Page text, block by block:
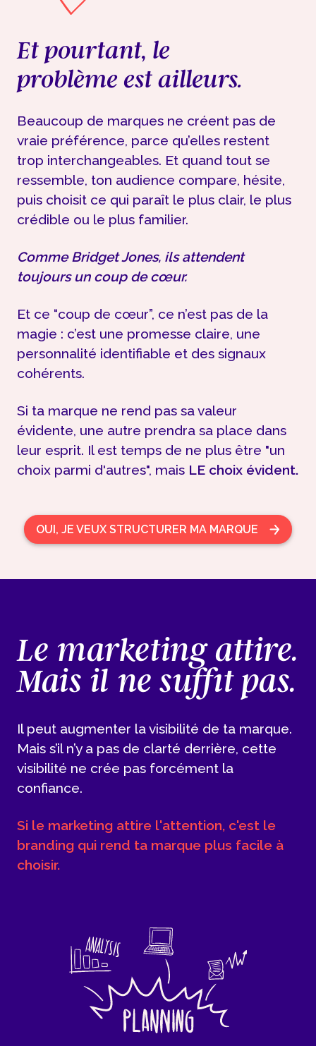
Et pourtant, le
problème est ailleurs.
Beaucoup de marques ne créent pas de
vraie préférence, parce qu’elles restent
trop interchangeables. Et quand tout se
ressemble, ton audience compare, hésite,
puis choisit ce qui paraît le plus clair, le plus
crédible ou le plus familier.
Comme Bridget Jones, ils attendent
toujours un coup de cœur.
Et ce “coup de cœur”, ce n’est pas de la
magie : c’est une promesse claire, une
personnalité identifiable et des signaux
cohérents.
Si ta marque ne rend pas sa valeur
évidente, une autre prendra sa place dans
leur esprit. Il est temps de ne plus être "un
choix parmi d'autres", mais LE choix évident.
OUI, JE VEUX STRUCTURER MA MARQUE
Le marketing attire.
Mais il ne suffit pas.
Il peut augmenter la visibilité de ta marque.
Mais s’il n’y a pas de clarté derrière, cette
visibilité ne crée pas forcément la
confiance.
Si le marketing attire l'attention, c'est le
branding qui rend ta marque plus facile à
choisir.